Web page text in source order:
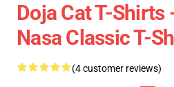
Doja Cat T-Shirts
Nasa Classic T-
(4 customer reviews)